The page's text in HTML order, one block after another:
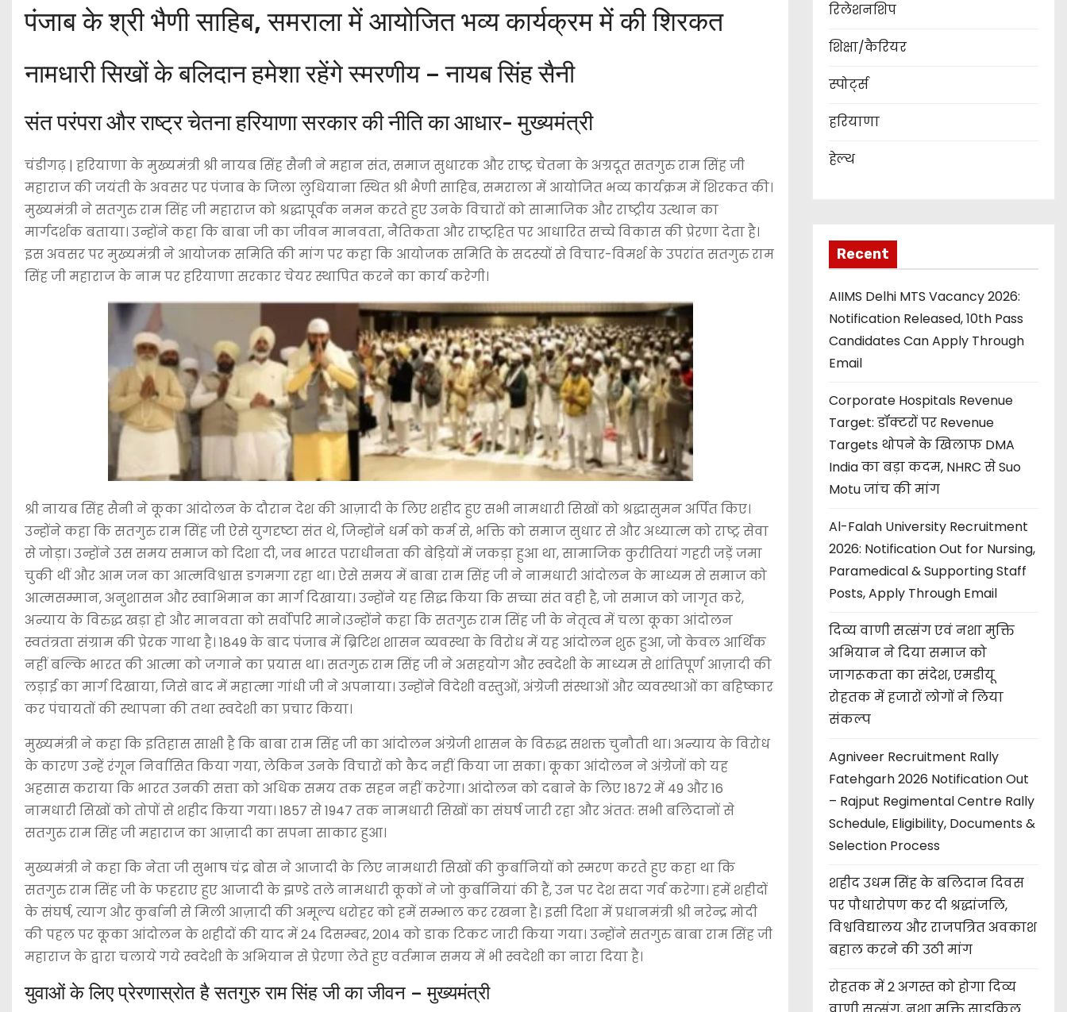
पंजाब के श्री भैणी साहिब, समराला में आयोजित भव्य कार्यक्रम में की शिरकत
नामधारी सिखों के बलिदान हमेशा रहेंगे स्मरणीय – नायब सिंह सैनी
संत परंपरा और राष्ट्र चेतना हरियाणा सरकार की नीति का आधार- मुख्यमंत्री
चंडीगढ़ | हरियाणा के मुख्यमंत्री श्री नायब सिंह सैनी ने महान संत, समाज सुधारक और राष्ट्र चेतना के अग्रदूत सतगुरु राम सिंह जी
महाराज की जयंती के अवसर पर पंजाब के जिला लुधियाना स्थित श्री भैणी साहिब, समराला में आयोजित भव्य कार्यक्रम में शिरकत की।
मुख्यमंत्री ने सतगुरु राम सिंह जी महाराज को श्रद्धापूर्वक नमन करते हुए उनके विचारों को सामाजिक और राष्ट्रीय उत्थान का
मार्गदर्शक बताया। उन्होंने कहा कि बाबा जी का जीवन मानवता, नैतिकता और राष्ट्रहित पर आधारित सच्चे विकास की प्रेरणा देता है।
इस अवसर पर मुख्यमंत्री ने आयोजक समिति की मांग पर कहा कि आयोजक समिति के सदस्यों से विचार-विमर्श के उपरांत सतगुरु राम
सिंह जी महाराज के नाम पर हरियाणा सरकार चेयर स्थापित करने का कार्य करेगी।
श्री नायब सिंह सैनी ने कूका आंदोलन के दौरान देश की आज़ादी के लिए शहीद हुए सभी नामधारी सिखों को श्रद्धासुमन अर्पित किए।
उन्होंने कहा कि सतगुरु राम सिंह जी ऐसे युगदृष्टा संत थे, जिन्होंने धर्म को कर्म से, भक्ति को समाज सुधार से और अध्यात्म को राष्ट्र सेवा
से जोड़ा। उन्होंने उस समय समाज को दिशा दी, जब भारत पराधीनता की बेड़ियों में जकड़ा हुआ था, सामाजिक कुरीतियां गहरी जड़ें जमा
चुकी थीं और आम जन का आत्मविश्वास डगमगा रहा था। ऐसे समय में बाबा राम सिंह जी ने नामधारी आंदोलन के माध्यम से समाज को
आत्मसम्मान, अनुशासन और स्वाभिमान का मार्ग दिखाया। उन्होंने यह सिद्ध किया कि सच्चा संत वही है, जो समाज को जागृत करे,
अन्याय के विरुद्ध खड़ा हो और मानवता को सर्वोपरि माने।उन्होंने कहा कि सतगुरु राम सिंह जी के नेतृत्व में चला कूका आंदोलन
स्वतंत्रता संग्राम की प्रेरक गाथा है। 1849 के बाद पंजाब में ब्रिटिश शासन व्यवस्था के विरोध में यह आंदोलन शुरू हुआ, जो केवल आर्थिक
नहीं बल्कि भारत की आत्मा को जगाने का प्रयास था। सतगुरु राम सिंह जी ने असहयोग और स्वदेशी के माध्यम से शांतिपूर्ण आज़ादी की
लड़ाई का मार्ग दिखाया, जिसे बाद में महात्मा गांधी जी ने अपनाया। उन्होंने विदेशी वस्तुओं, अंग्रेजी संस्थाओं और व्यवस्थाओं का बहिष्कार
कर पंचायतों की स्थापना की तथा स्वदेशी का प्रचार किया।
मुख्यमंत्री ने कहा कि इतिहास साक्षी है कि बाबा राम सिंह जी का आंदोलन अंग्रेजी शासन के विरुद्ध सशक्त चुनौती था। अन्याय के विरोध
के कारण उन्हें रंगून निर्वासित किया गया, लेकिन उनके विचारों को कैद नहीं किया जा सका। कूका आंदोलन ने अंग्रेजों को यह
अहसास कराया कि भारत उनकी सत्ता को अधिक समय तक सहन नहीं करेगा। आंदोलन को दबाने के लिए 1872 में 49 और 16
नामधारी सिखों को तोपों से शहीद किया गया। 1857 से 1947 तक नामधारी सिखों का संघर्ष जारी रहा और अंततः सभी बलिदानों से
सतगुरु राम सिंह जी महाराज का आज़ादी का सपना साकार हुआ।
मुख्यमंत्री ने कहा कि नेता जी सुभाष चंद्र बोस ने आजादी के लिए नामधारी सिखों की कुर्बानियों को स्मरण करते हुए कहा था कि
सतगुरु राम सिंह जी के फहराए हुए आजादी के झण्डे तले नामधारी कूकों ने जो कुर्बानियां की हैं, उन पर देश सदा गर्व करेगा। हमें शहीदों
के संघर्ष, त्याग और कुर्बानी से मिली आज़ादी की अमूल्य धरोहर को हमें सम्भाल कर रखना है। इसी दिशा में प्रधानमंत्री श्री नरेन्द्र मोदी
की पहल पर कूका आंदोलन के शहीदों की याद में 24 दिसम्बर, 2014 को डाक टिकट जारी किया गया। उन्होंने सतगुरु बाबा राम सिंह जी
महाराज के द्वारा चलाये गये स्वदेशी के अभियान से प्रेरणा लेते हुए वर्तमान समय में भी स्वदेशी का नारा दिया है।
युवाओं के लिए प्रेरणास्रोत है सतगुरु राम सिंह जी का जीवन – मुख्यमंत्री
रिलेशनशिप
शिक्षा/कैरियर
स्पोर्ट्स
हरियाणा
हेल्थ
Recent
AIIMS Delhi MTS Vacancy 2026:
Notification Released, 10th Pass
Candidates Can Apply Through
Email
Corporate Hospitals Revenue
Target: डॉक्टरों पर Revenue
Targets थोपने के खिलाफ DMA
India का बड़ा कदम, NHRC से Suo
Motu जांच की मांग
Al-Falah University Recruitment
2026: Notification Out for Nursing,
Paramedical & Supporting Staff
Posts, Apply Through Email
दिव्य वाणी सत्संग एवं नशा मुक्ति
अभियान ने दिया समाज को
जागरूकता का संदेश, एमडीयू
रोहतक में हजारों लोगों ने लिया
संकल्प
Agniveer Recruitment Rally
Fatehgarh 2026 Notification Out
– Rajput Regimental Centre Rally
Schedule, Eligibility, Documents &
Selection Process
शहीद उधम सिंह के बलिदान दिवस
पर पौधारोपण कर दी श्रद्धांजलि,
विश्वविद्यालय और राजपत्रित अवकाश
बहाल करने की उठी मांग
रोहतक में 2 अगस्त को होगा दिव्य